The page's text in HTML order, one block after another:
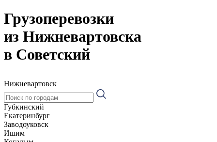
Грузоперевозки
из Нижневартовска
в Советский
Нижневартовск
Губкинский
Екатеринбург
Заводоуковск
Ишим